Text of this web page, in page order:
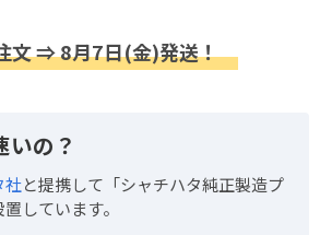
文 ⇒ 8月7日(金)発送！
いの？
社と提携して「シャチハタ純正製造プ
しています。